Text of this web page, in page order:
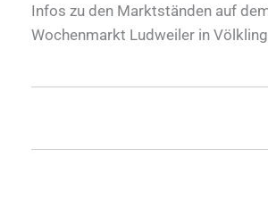
Infos zu den Marktständen auf
Wochenmarkt Ludweiler in